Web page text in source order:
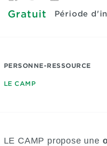
Gratuit Période
PERSONNE-RESSOURCE
LE CAMP
LE CAMP propose une